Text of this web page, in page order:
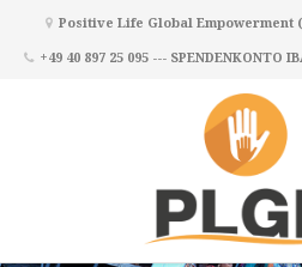
Positive Life Global Empowerment
+49 40 897 25 095 --- SPENDENKONTO